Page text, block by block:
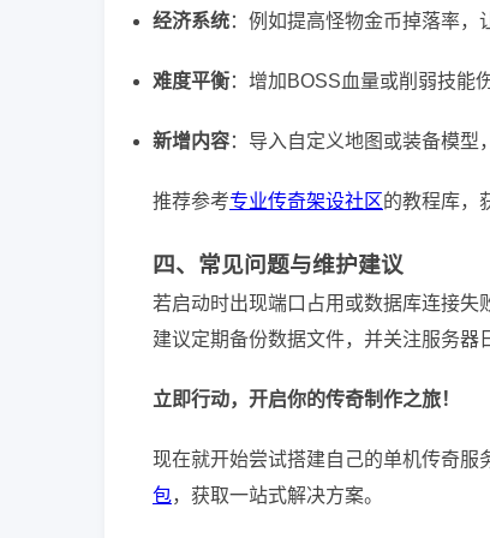
经济系统：例如提高怪物金币掉落率，
难度平衡：增加BOSS血量或削弱技能
新增内容：导入自定义地图或装备模型
推荐参考专业传奇架设社区的教程库，
四、常见问题与维护建议
若启动时出现端口占用或数据库连接
建议定期备份数据文件，并关注服务器
立即行动，开启你的传奇制作之旅！
现在就开始尝试搭建自己的单机传奇服
包，获取一站式解决方案。